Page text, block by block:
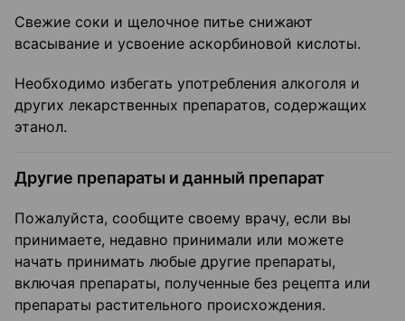
Свежие соки и щелочное питье снижают
всасывание и усвоение аскорбиновой кислоты.
Необходимо избегать употребления алкоголя и
других лекарственных препаратов, содержащих
этанол.
Другие препараты и данный препарат
Пожалуйста, сообщите своему врачу, если вы
принимаете, недавно принимали или можете
начать принимать любые другие препараты,
включая препараты, полученные без рецепта или
препараты растительного происхождения.